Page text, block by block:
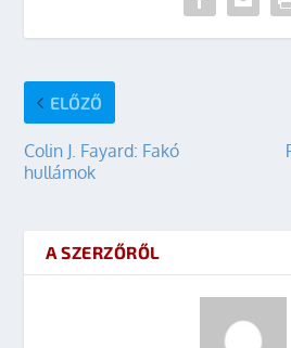
ELŐZŐ
Colin J. Fayard: Fakó
hullámok
A SZERZŐRŐL